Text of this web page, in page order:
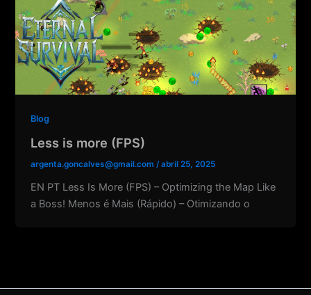
Blog
Less is more (FPS)
argenta.goncalves@gmail.com/abril 25, 2025
EN PT Less Is More (FPS) – Optimizing the Map Like
a Boss! Menos é Mais (Rápido) – Otimizando o